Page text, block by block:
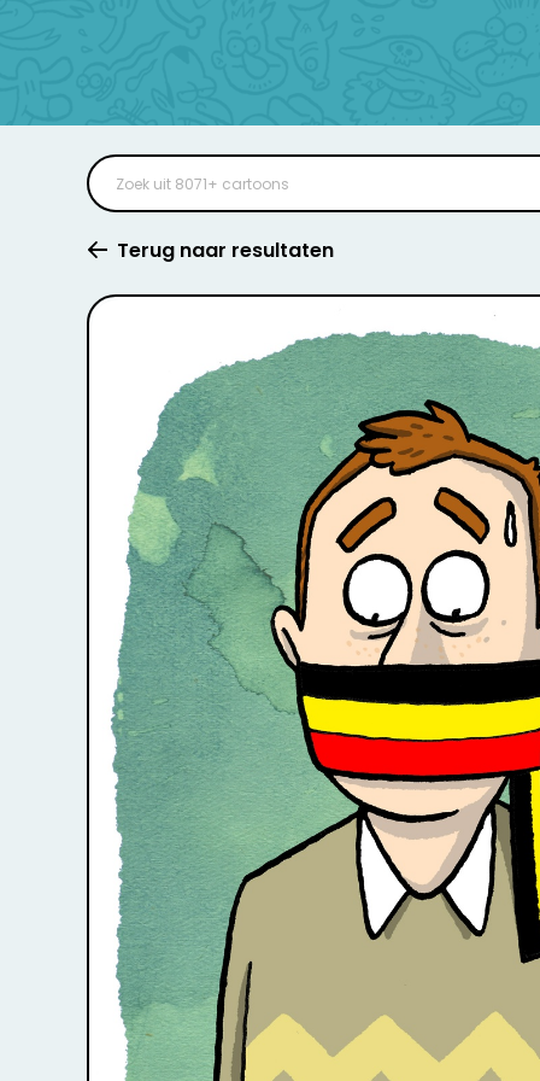
Terug naar resultaten